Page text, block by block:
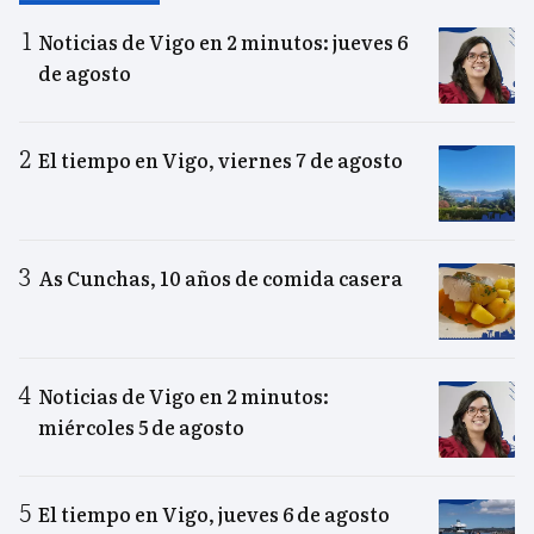
Noticias de Vigo en 2 minutos: jueves 6
de agosto
El tiempo en Vigo, viernes 7 de agosto
As Cunchas, 10 años de comida casera
Noticias de Vigo en 2 minutos:
miércoles 5 de agosto
El tiempo en Vigo, jueves 6 de agosto